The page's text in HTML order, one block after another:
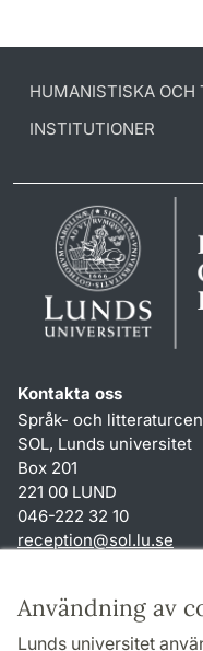
Användning av
Lunds universitet
HUMANISTISKA OCH
INSTITUTIONER
Kontakta oss
Språk- och
SOL, Lunds universitet
Box 201
221 00 LUND
046-222 32 10
reception@sol.lu.se
Genvägar
Om webbplatsen och